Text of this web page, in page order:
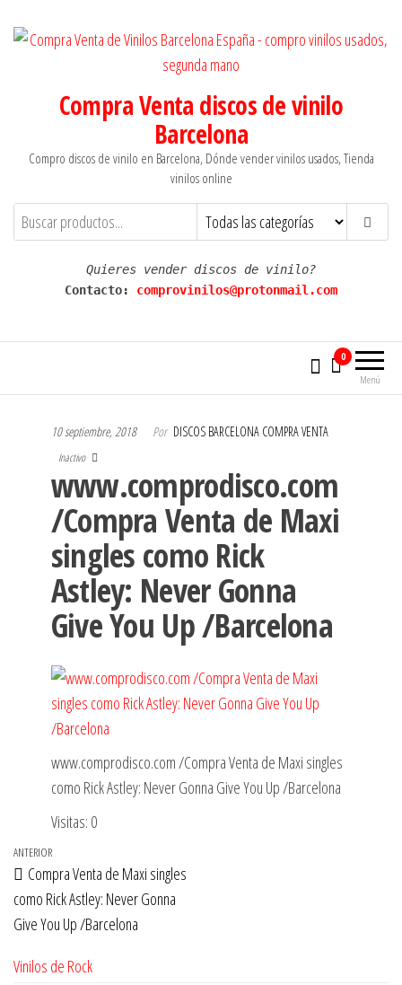
Compra Venta discos de vinilo
Barcelona
Compro discos de vinilo en Barcelona, Dónde vender vinilos usados, Tienda
vinilos online
Quieres vender discos de vinilo?
Contacto: comprovinilos@protonmail.com
Menú
0
10 septiembre, 2018 Por DISCOS BARCELONA COMPRA VENTA
Inactivo
www.comprodisco.com
/Compra Venta de Maxi
singles como Rick
Astley: Never Gonna
Give You Up /Barcelona
www.comprodisco.com /Compra Venta de Maxi singles
como Rick Astley: Never Gonna Give You Up /Barcelona
Visitas: 0
Navegación
de
entradas
Entrada
anterior
ANTERIOR
Compra Venta de Maxi singles
como Rick Astley: Never Gonna
Give You Up /Barcelona
Vinilos de Rock